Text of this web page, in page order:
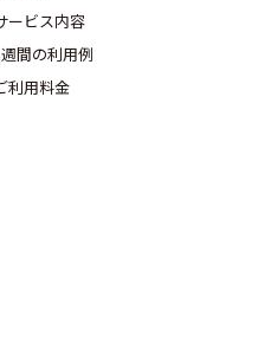
ービス内容
間の利用例
利用料金